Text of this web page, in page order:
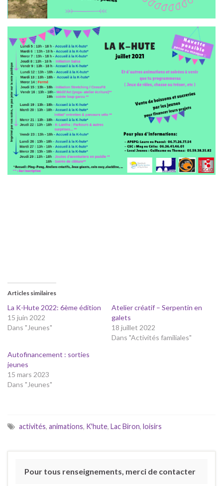
Articles similaires
La K-Hute 2022: 6ème édition
15 juin 2022
Dans "Jeunes"
Atelier créatif – Serpentin en
galets
18 juillet 2022
Dans "Activités familiales"
Autofinancement : sorties
jeunes
15 mars 2023
Dans "Jeunes"
activités, animations, K'hute, Lac Biron, loisirs
Pour tous renseignements, merci de contacter